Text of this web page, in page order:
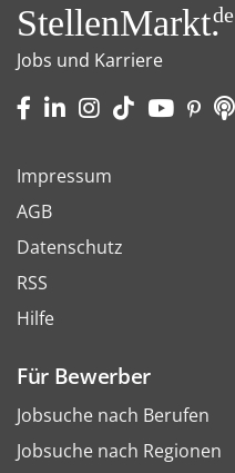
StellenMarkt.de
Jobs und Karriere
Impressum
AGB
Datenschutz
RSS
Hilfe
Für Bewerber
Jobsuche nach Berufen
Jobsuche nach Regionen